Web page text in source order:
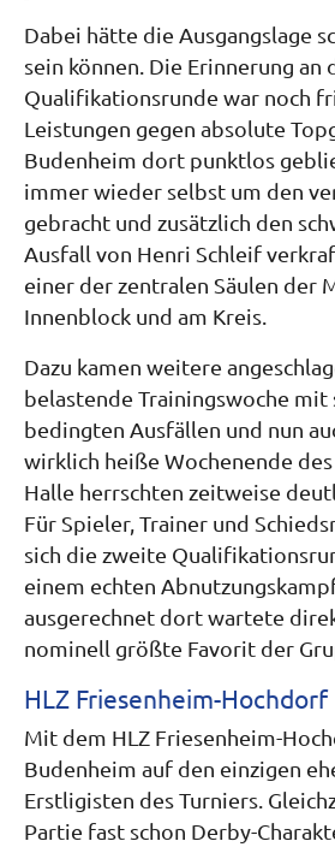
Dabei hätte die Ausgangslage
sein können. Die Erinnerung an
Qualifikationsrunde war noch
Leistungen gegen absolute
Budenheim dort punktlos
immer wieder selbst um den
gebracht und zusätzlich den
Ausfall von Henri Schleif
einer der zentralen Säulen der
Innenblock und am Kreis.
Dazu kamen weitere
belastende Trainingswoche mit
bedingten Ausfällen und nun
wirklich heiße Wochenende
Halle herrschten zeitweise
Für Spieler, Trainer und
sich die zweite
einem echten
ausgerechnet dort wartete
nominell größte Favorit der
HLZ Friesenheim-Hochdorf
Mit dem HLZ Friesenheim-
Budenheim auf den einzigen
Erstligisten des Turniers.
Partie fast schon Derby-